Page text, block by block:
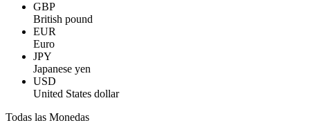
GBP
British pound
EUR
Euro
JPY
Japanese yen
USD
United States dollar
Todas las Monedas